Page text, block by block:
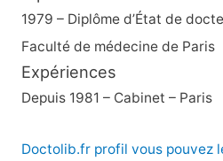
1979 – Diplôme d’État de
Faculté de médecine de Paris
Expériences
Depuis 1981 – Cabinet – Paris
Doctolib.fr profil vous pouvez